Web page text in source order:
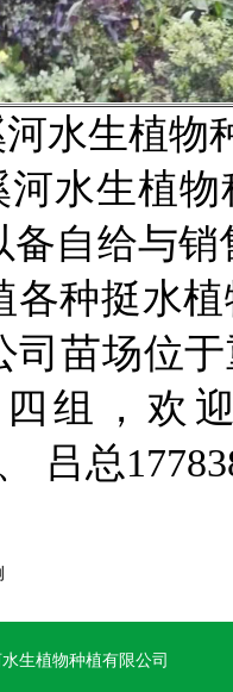
河水生植
水生植
备自给与
各种挺水
司苗场位
组，欢
吕总
生植物种植有限公司